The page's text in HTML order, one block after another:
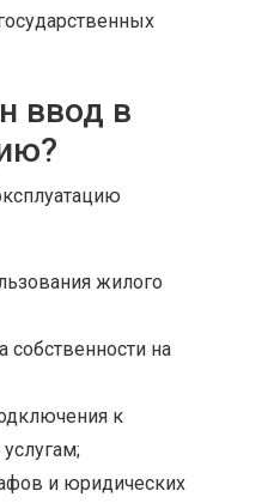
ввод в
жилого
собственности на
к
и юридических